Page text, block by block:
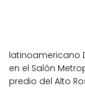
latinoamericano
en el Salón
predio del Alto